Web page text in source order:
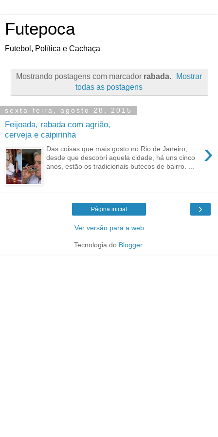
Futepoca
Futebol, Política e Cachaça
Mostrando postagens com marcador rabada.
Mostrar
todas as postagens
sexta-feira, agosto 28, 2015
Feijoada, rabada com agrião,
cerveja e caipirinha
›
Das coisas que mais gosto no Rio de Janeiro,
desde que descobri aquela cidade, há uns cinco
anos, estão os tradicionais butecos de bairro. ...
›
Página inicial
Ver versão para a web
Tecnologia do Blogger.